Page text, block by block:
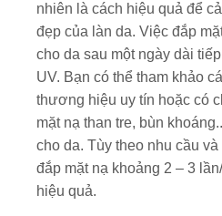
nhiên là cách hiệu quả để
đẹp của làn da. Việc đắp
cho da sau một ngày dài
UV. Bạn có thể tham khảo
thương hiệu uy tín hoặc có
mặt nạ than tre, bùn
cho da. Tùy theo nhu cầu
đắp mặt nạ khoảng 2 – 3
hiệu quả.